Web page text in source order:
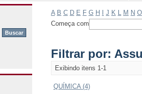
A B C D E F G H J K M N O
Começa com
Filtrar por:
Exibindo itens 1-1
QUÍMICA (4)